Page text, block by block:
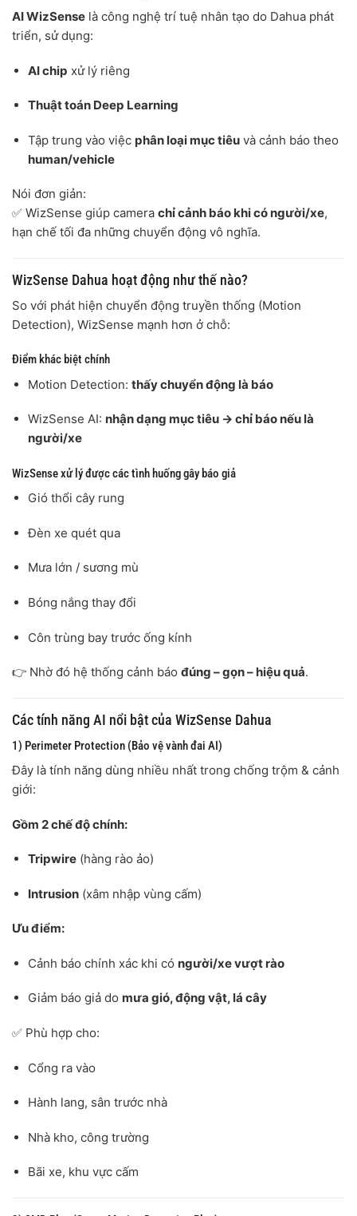
AI WizSense là công nghệ trí tuệ nhân tạo do Dahua phát
triển, sử dụng:
AI chip xử lý riêng
Thuật toán Deep Learning
Tập trung vào việc phân loại mục tiêuvà cảnh báo theo
human/vehicle
Nói đơn giản:
✅ WizSense giúp camera chỉ cảnh báo khi có người/xe,
hạn chế tối đa những chuyển động vô nghĩa.
WizSense Dahua hoạt động như thế nào?
So với phát hiện chuyển động truyền thống (Motion
Detection), WizSense mạnh hơn ở chỗ:
Điểm khác biệt chính
Motion Detection: thấy chuyển động là báo
WizSense AI: nhận dạng mục tiêu → chỉ báo nếu là
người/xe
WizSense xử lý được các tình huống gây báo giả
Gió thổi cây rung
Đèn xe quét qua
Mưa lớn / sương mù
Bóng nắng thay đổi
Côn trùng bay trước ống kính
👉 Nhờ đó hệ thống cảnh báo đúng – gọn – hiệu quả.
Các tính năng AI nổi bật của WizSense Dahua
1) Perimeter Protection (Bảo vệ vành đai AI)
Đây là tính năng dùng nhiều nhất trong chống trộm & cảnh
giới:
Gồm 2 chế độ chính:
Tripwire(hàng rào ảo)
Intrusion(xâm nhập vùng cấm)
Ưu điểm:
Cảnh báo chính xác khi có người/xe vượt rào
Giảm báo giả do mưa gió, động vật, lá cây
✅ Phù hợp cho:
Cổng ra vào
Hành lang, sân trước nhà
Nhà kho, công trường
Bãi xe, khu vực cấm